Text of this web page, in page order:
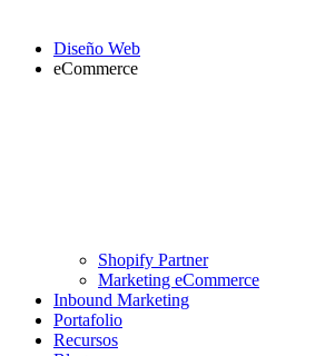
Diseño Web
eCommerce
Shopify Partner
Marketing eCommerce
Inbound Marketing
Portafolio
Recursos